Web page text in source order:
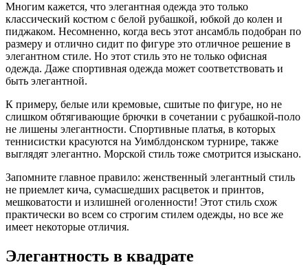
Многим кажется, что элегантная одежда это только
классический костюм с белой рубашкой, юбкой до колен и
пиджаком. Несомненно, когда весь этот ансамбль подобран по
размеру и отлично сидит по фигуре это отличное решение в
элегантном стиле. Но этот стиль это не только офисная
одежда. Даже спортивная одежда может соответствовать и
быть элегантной.
К примеру, белые или кремовые, сшитые по фигуре, но не
слишком обтягивающие брючки в сочетании с рубашкой-поло
не лишены элегантности. Спортивные платья, в которых
теннисистки красуются на Уимблдонском турнире, также
выглядят элегантно. Морской стиль тоже смотрится изыскано.
Запомните главное правило: женственный элегантный стиль
не приемлет кича, сумасшедших расцветок и принтов,
мешковатости и излишней оголенности! Этот стиль схож
практически во всем со строгим стилем одежды, но все же
имеет некоторые отличия.
Элегантность в квадрате